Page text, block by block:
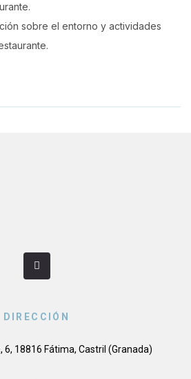
sobre el entorno y actividades
DIRECCIÓN
6, 18816 Fátima, Castril (Granada)